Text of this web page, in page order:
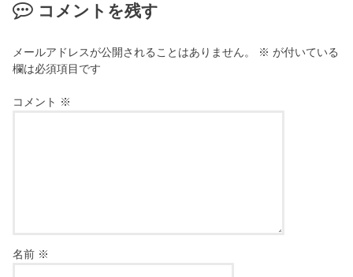
コメントを残す
メールアドレスが公開されることはありません。 ※ が付いている
欄は必須項目です
コメント ※
名前 ※